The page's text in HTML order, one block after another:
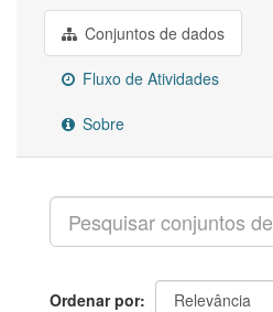
Conjuntos de dados
Fluxo de Atividades
Sobre
Ordenar por